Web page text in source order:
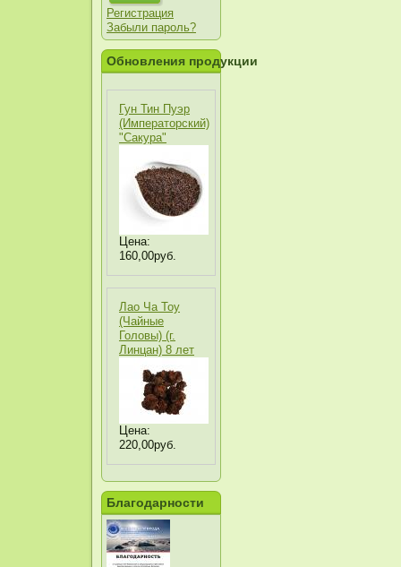
Регистрация
Забыли пароль?
Обновления продукции
Гун Тин Пуэр
(Императорский)
"Сакура"
Цена:
160,00руб.
Лао Ча Тоу
(Чайные
Головы) (г.
Линцан) 8 лет
Цена:
220,00руб.
Благодарности